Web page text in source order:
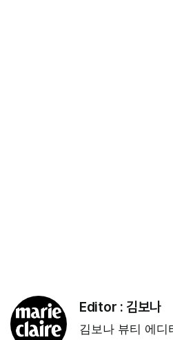
Editor : 김보나
김보나 뷰티 에디